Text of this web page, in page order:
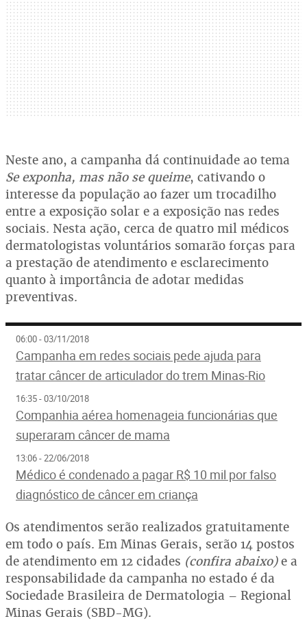
Neste ano, a campanha dá continuidade ao tema
Se exponha, mas não se queime, cativando o
interesse da população ao fazer um trocadilho
entre a exposição solar e a exposição nas redes
sociais. Nesta ação, cerca de quatro mil médicos
dermatologistas voluntários somarão forças para
a prestação de atendimento e esclarecimento
quanto à importância de adotar medidas
preventivas.
06:00 - 03/11/2018
Campanha em redes sociais pede ajuda para
tratar câncer de articulador do trem Minas-Rio
16:35 - 03/10/2018
Companhia aérea homenageia funcionárias que
superaram câncer de mama
13:06 - 22/06/2018
Médico é condenado a pagar R$ 10 mil por falso
diagnóstico de câncer em criança
Os atendimentos serão realizados gratuitamente
em todo o país. Em Minas Gerais, serão 14 postos
de atendimento em 12 cidades (confira abaixo)e a
responsabilidade da campanha no estado é da
Sociedade Brasileira de Dermatologia – Regional
Minas Gerais (SBD-MG).